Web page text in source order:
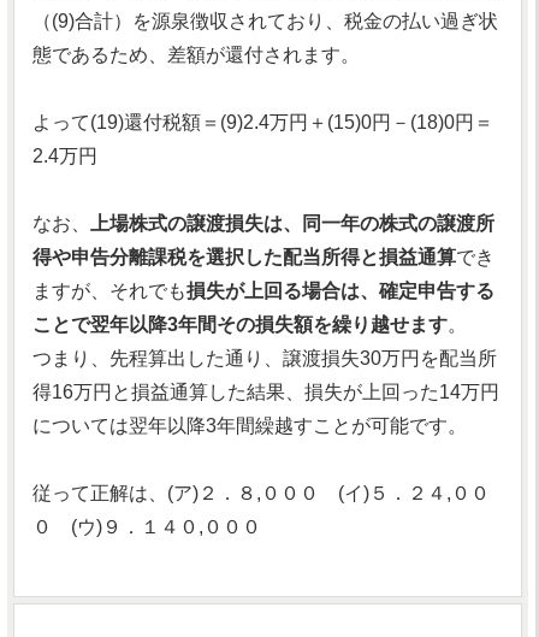
（(9)合計）を源泉徴収されており、税金の払い過ぎ状
態であるため、差額が還付されます。
よって(19)還付税額＝(9)2.4万円＋(15)0円－(18)0円＝
2.4万円
なお、 上場株式の譲渡損失は、同一年の株式の譲渡所
得や申告分離課税を選択した配当所得と損益通算でき
ますが、それでも損失が上回る場合は、確定申告する
ことで翌年以降3年間その損失額を繰り越せます。
つまり、先程算出した通り、譲渡損失30万円を配当所
得16万円と損益通算した結果、損失が上回った14万円
については翌年以降3年間繰越すことが可能です。
従って正解は、(ア)２．８,０００ (イ)５．２４,００
０ (ウ)９．１４０,０００